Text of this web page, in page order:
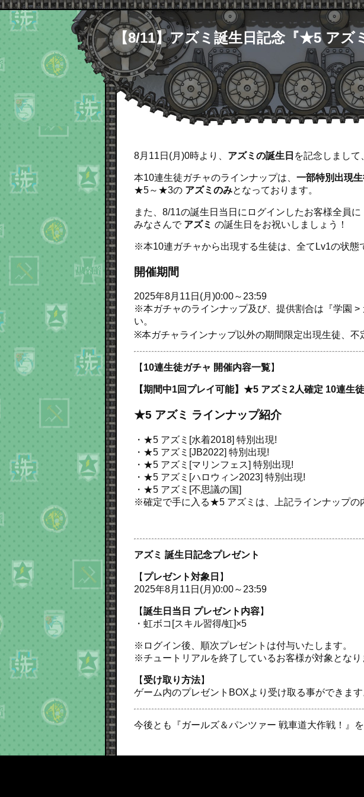
【8/11】アズミ誕生日記念『★5 アズ
8月11日(月)0時より、 アズミの誕生日 を記念しまして
本10連生徒ガチャのラインナップは、 一部特別出現
★5～★3の アズミのみとなっております。
また、8/11の誕生日当日にログインしたお客様全員に
みなさんで アズミ の誕生日をお祝いしましょう！
※本10連ガチャから出現する生徒は、全てLv1の状態
開催期間
2025年8月11日(月)0:00～23:59
※本ガチャのラインナップ及び、提供割合は『学園
い。
※本ガチャラインナップ以外の期間限定出現生徒、不
【 10連生徒ガチャ 開催内容一覧】
【期間中1回プレイ可能】★5 アズミ2人確定 10連生
★5 アズミ ラインナップ紹介
・★5 アズミ[水着2018] 特別出現!
・★5 アズミ[JB2022] 特別出現!
・★5 アズミ[マリンフェス] 特別出現!
・★5 アズミ[ハロウィン2023] 特別出現!
・★5 アズミ[不思議の国]
※確定で手に入る★5 アズミは、上記ラインナップの
アズミ 誕生日記念プレゼント
【 プレゼント対象日 】
2025年8月11日(月)0:00～23:59
【誕生日当日 プレゼント内容】
・虹ボコ[スキル習得/虹]×5
※ログイン後、順次プレゼントは付与いたします。
※チュートリアルを終了しているお客様が対象となり
【 受け取り方法】
ゲーム内のプレゼントBOXより受け取る事ができます
今後とも『ガールズ＆パンツァー 戦車道大作戦！』